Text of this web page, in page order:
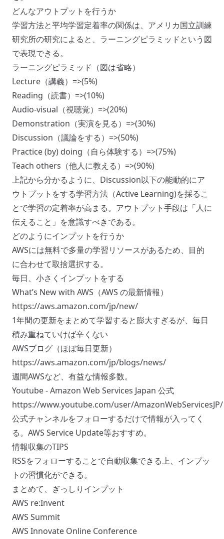
どんなアウトプットを行うか
学習方法と平均学習定着率の関係は、アメリカ国立訓練
研究所の研究によると、ラーニングピラミッドという図
で表現できる。
ラーニングピラミッド（図は省略）
Lecture（講義）=>(5%)
Reading（読書）=>(10%)
Audio-visual（視聴覚）=>(20%)
Demonstration（実演を見る）=>(30%)
Discussion（議論をする）=>(50%)
Practice (by) doing（自ら体験する）=>(75%)
Teach others（他人に教える）=>(90%)
上記から分かるように、Discussion以下の能動的にア
ウトプットをする学習方法（Active Learning)を採るこ
とで学習の定着率が高まる。アウトプット手段は「人に
伝えること」を意識すべきである。
どのようにインプットを行うか
AWSには無料で多量の学習リソースがあるため、目的
に合わせて取捨選択する。
毎日、小さくインプットをする
What’s New with AWS（AWS の最新情報）
https://aws.amazon.com/jp/new/
1年間の更新をまとめて学習すると膨大すぎるが、毎日
積み重ねていけば辛くない
AWSブログ（ほぼ毎日更新）
https://aws.amazon.com/jp/blogs/news/
週間AWSなど、有益な情報多数。
Youtube - Amazon Web Services Japan 公式
https://www.youtube.com/user/AmazonWebServicesJP/
公式チャンネルをフォローするだけで情報が入ってく
る。AWS Service Update等おすすめ。
情報収集のTIPS
RSSをフォローすることで自動収集できる上、インプッ
トの習慣化ができる。
まとめて、ぎっしりインプット
AWS re:Invent
AWS Summit
AWS Innovate Online Conference